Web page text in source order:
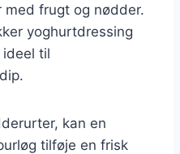
frugt og nødder.
yoghurtdressing
til
kan en
tilføje en frisk